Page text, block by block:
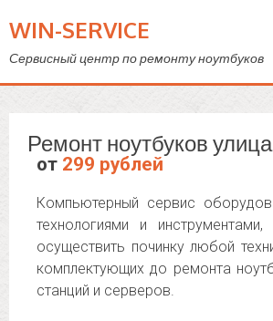
WIN-SERVICE
Сервисный центр по ремонту ноутбуков
Ремонт ноутбуков
от 299 рублей
Компьютерный сервис
технологиями и
осуществить починку любой
комплектующих до ремонта
станций и серверов.